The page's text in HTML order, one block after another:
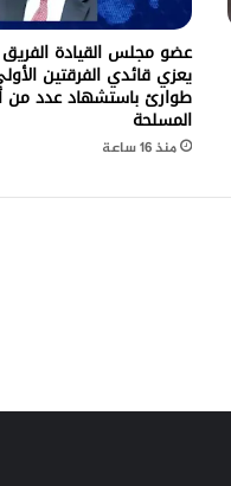
عضو مجلس القيادة
يعزي قائدي الفرقتين
طوارئ باستشهاد عدد من
المسلحة
منذ 16 ساعة